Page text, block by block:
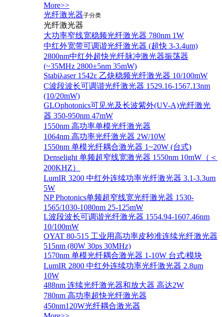
More>>
光纤激光器子分类
光纤激光器
大功率窄线宽稳频光纤激光器 780nm 1W
中红外宽带可调谐光纤激光器 (超快 3-3.4um)
2800nm中红外超快光纤脉冲激光器振荡器
(~35MHz 2800±5nm 35mW)
Stabiλaser 1542ε 乙炔稳频光纤激光器 10/100mW
C波段波长可调谐光纤激光器 1529.16-1567.13nm
(10/20mW)
GLOphotonics可见光及长波紫外(UV-A)光纤激光
器 350-950nm 47mW
1550nm 高功率单模光纤激光器
1064nm 高功率光纤激光器 2W/10W
1550nm 单模光纤耦合激光器 1~20W (台式)
Denselight 单频超窄线宽激光器 1550nm 10mW（＜
200KHZ）
LumIR 3200 中红外连续功率光纤激光器 3.1-3.3um
5W
NP Photonics单频超窄线宽光纤激光器 1530-
1565/1030-1080nm 25-125mW
L波段波长可调谐光纤激光器 1554.94-1607.46nm
10/100mW
OYAT 80-515 工业用高功率皮秒准连续光纤激光器
515nm (80W 30ps 30MHz)
1570nm 单模光纤耦合激光器 1-10W 台式/模块
LumIR 2800 中红外连续功率光纤激光器 2.8um
10W
488nm 连续光纤激光器和放大器 高达2W
780nm 高功率超快光纤激光器
450nm120W光纤耦合激光器